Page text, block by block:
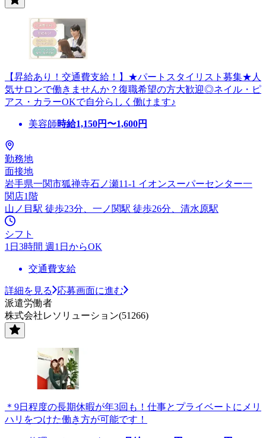
【昇給あり！交通費支給！】★パートスタイリスト募集★人
気サロンで働きませんか？復職希望の方大歓迎◎ネイル・ピ
アス・カラーOKで自分らしく働けます♪
美容師時給1,150円〜1,600円
勤務地
面接地
岩手県一関市狐禅寺石ノ瀬11-1 イオンスーパーセンター一
関店1階
山ノ目駅 徒歩23分、一ノ関駅 徒歩26分、清水原駅
シフト
1日3時間 週1日からOK
交通費支給
詳細を見る
応募画面に進む
派遣労働者
株式会社レソリューション(51266)
＊9日程度の長期休暇が年3回も！仕事とプライベートにメリ
ハリをつけた働き方が可能です！